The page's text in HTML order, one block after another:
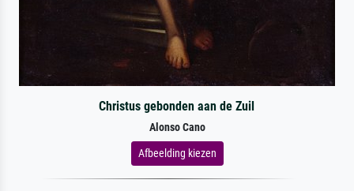
Christus gebonden aan de Zuil
Alonso Cano
Afbeelding kiezen